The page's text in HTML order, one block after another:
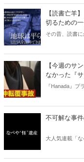
【読書亡羊
切るための一冊 松村一志『科学否定論はなぜ人
るのか』（
その昔、読書
ある。元月刊
書評！
【今週のサ
なかった『
『Hanada』プ
不可解な事
大人気連載「な